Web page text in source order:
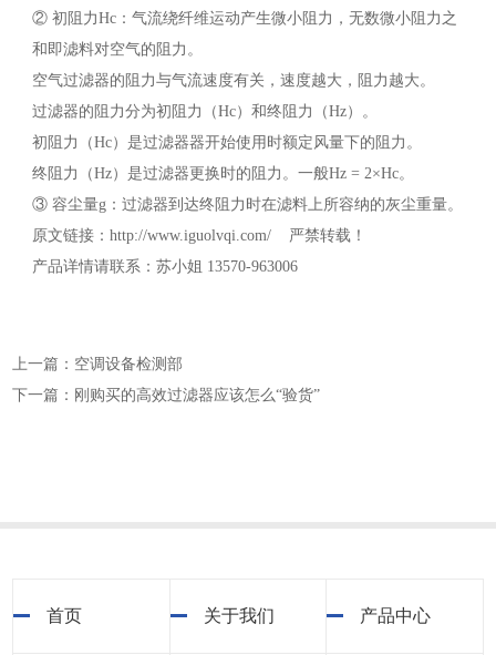
② 初阻力Hc：气流绕纤维运动产生微小阻力，无数微小阻力之
和即滤料对空气的阻力。
空气过滤器的阻力与气流速度有关，速度越大，阻力越大。
过滤器的阻力分为初阻力（Hc）和终阻力（Hz）。
初阻力（Hc）是过滤器器开始使用时额定风量下的阻力。
终阻力（Hz）是过滤器更换时的阻力。一般Hz = 2×Hc。
③ 容尘量g：过滤器到达终阻力时在滤料上所容纳的灰尘重量。
原文链接：http://www.iguolvqi.com/ 严禁转载！
产品详情请联系：苏小姐 13570-963006
上一篇：空调设备检测部
下一篇：刚购买的高效过滤器应该怎么“验货”
首页 关于我们 产品中心